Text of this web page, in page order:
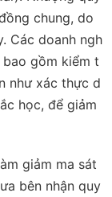
chung, do
Các doanh ngh
gồm kiểm t
như xác thực d
học, để giảm
giảm ma sát
bên nhận quy